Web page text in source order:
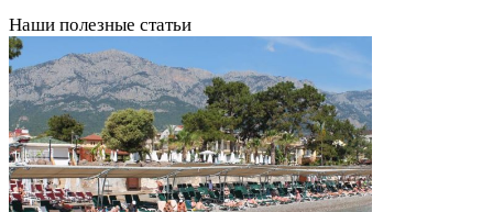
Наши полезные статьи